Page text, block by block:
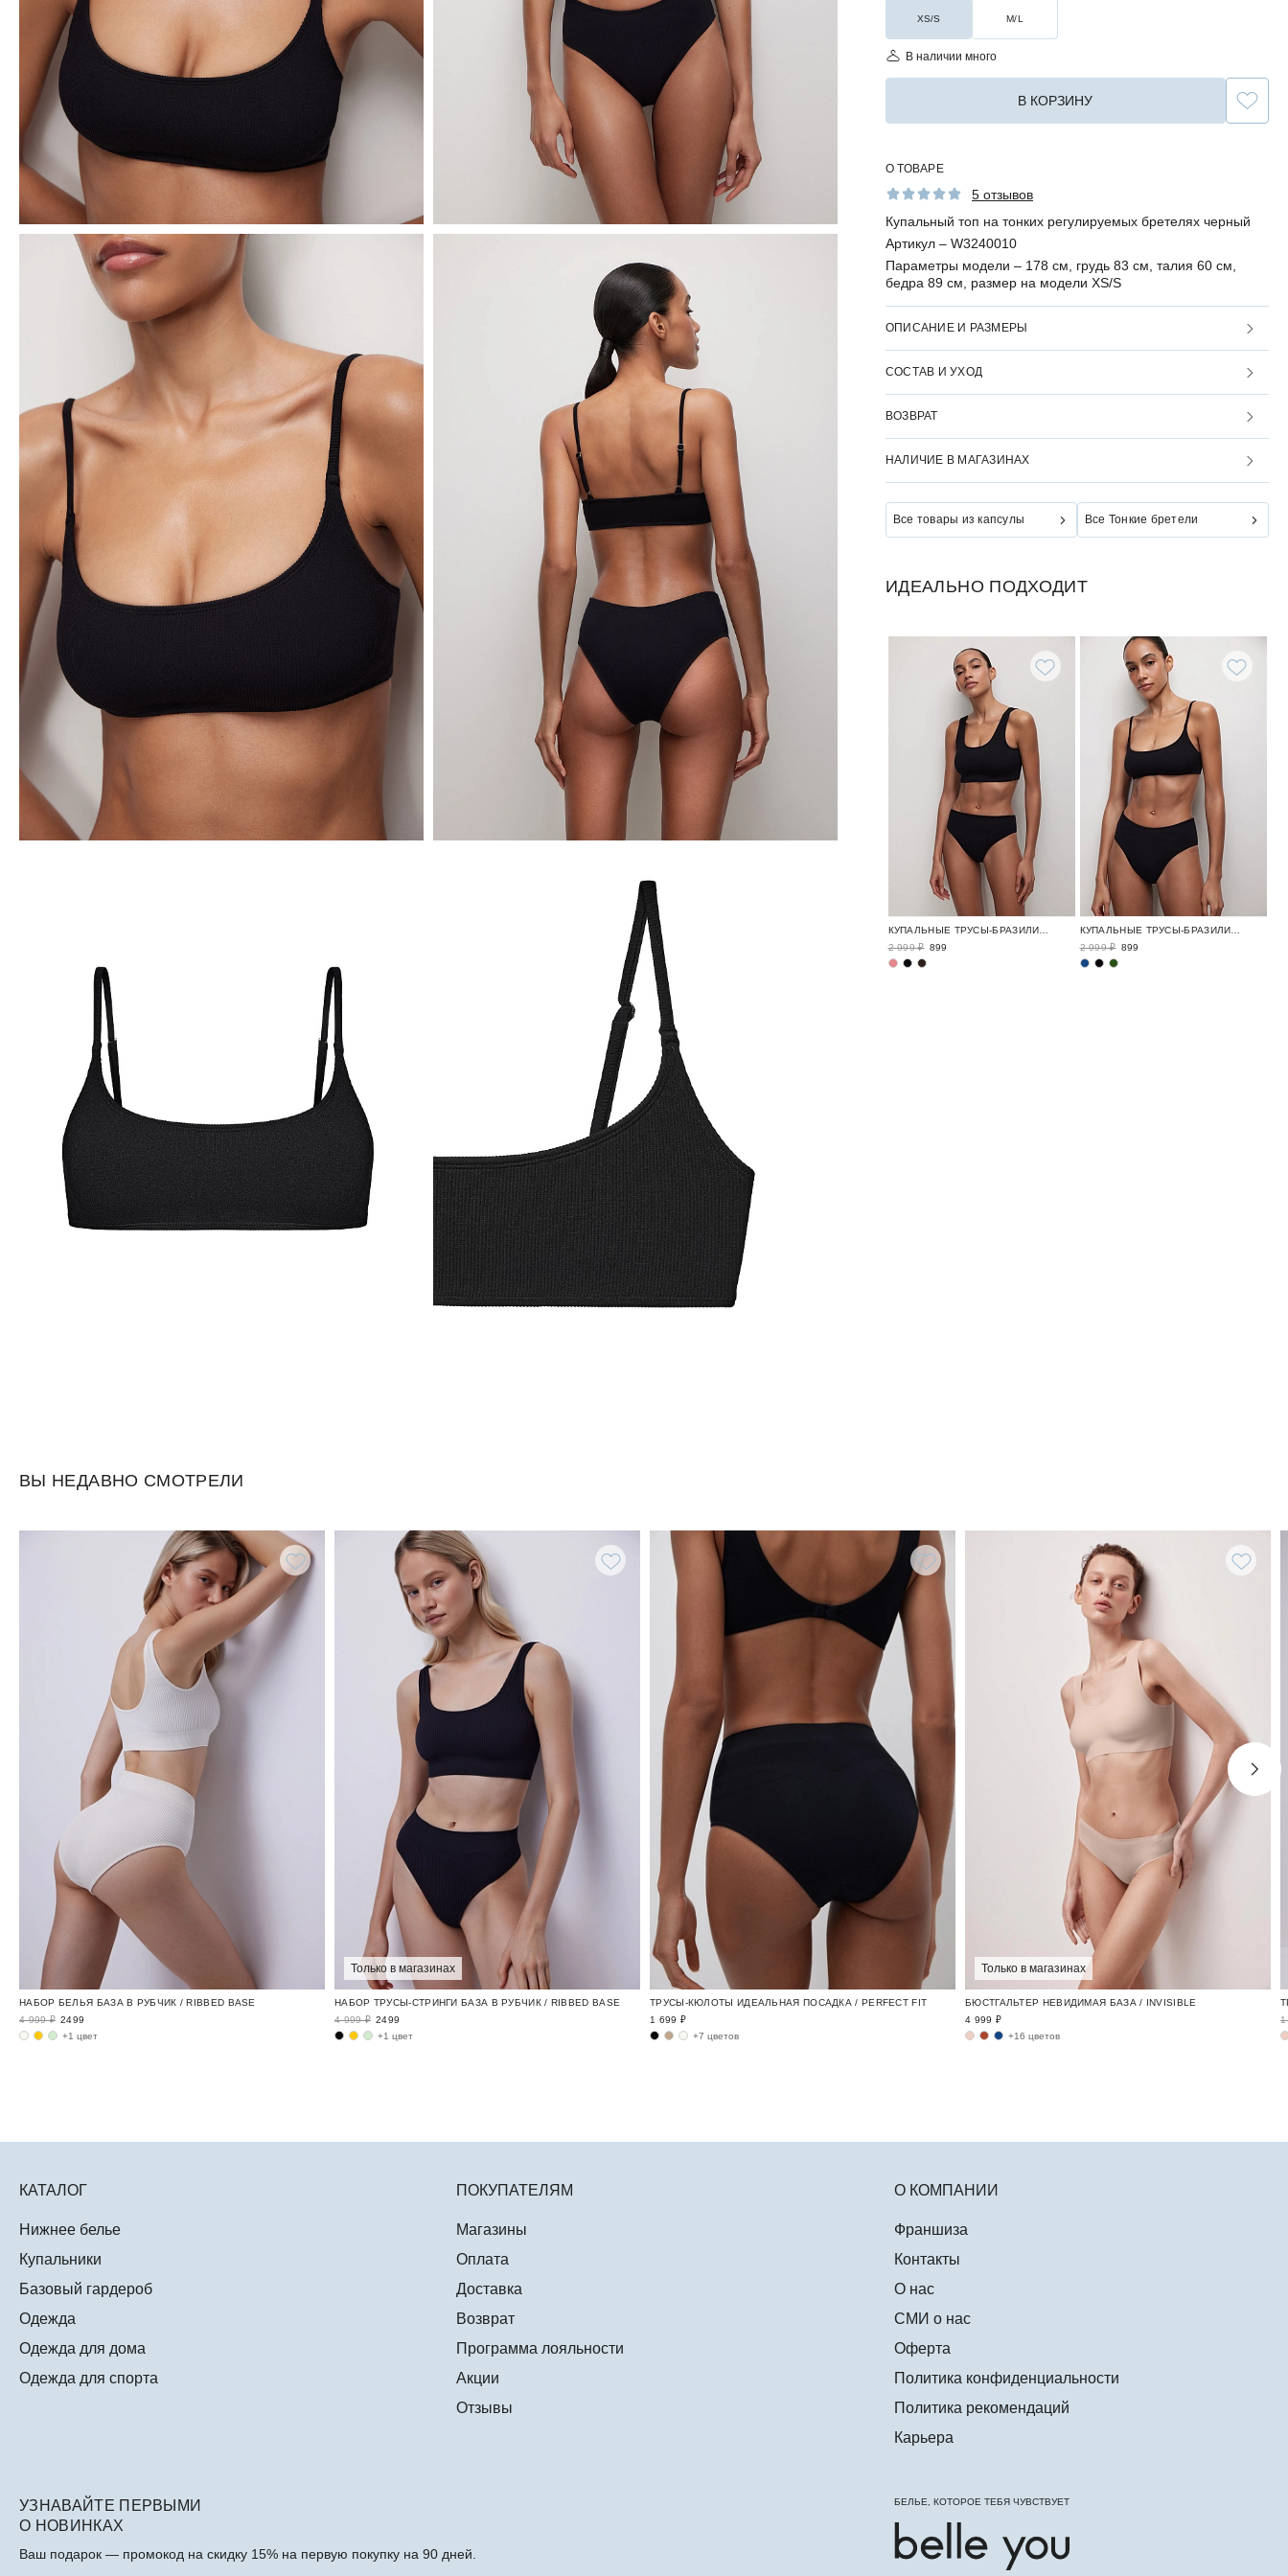
XS/S M/L
В наличии много
В КОРЗИНУ
О ТОВАРЕ
5 отзывов
Купальный топ на тонких регулируемых бретелях черный
Артикул – W3240010
Параметры модели – 178 см, грудь 83 см, талия 60 см,
бедра 89 см, размер на модели XS/S
ОПИСАНИЕ И РАЗМЕРЫ
СОСТАВ И УХОД
ВОЗВРАТ
НАЛИЧИЕ В МАГАЗИНАХ
Все товары из капсулы Все Тонкие бретели
ИДЕАЛЬНО ПОДХОДИТ
2 999 ₽ 899
2 999 ₽ 899
ВЫ НЕДАВНО СМОТРЕЛИ
НАБОР БЕЛЬЯ БАЗА В РУБЧИК / RIBBED BASE
4 999 ₽ 2499
+1 цвет
Только в магазинах
НАБОР ТРУСЫ-СТРИНГИ БАЗА В РУБЧИК / RIBBED BASE
4 999 ₽ 2499
+1 цвет
ТРУСЫ-КЮЛОТЫ ИДЕАЛЬНАЯ ПОСАДКА / PERFECT FIT
1 699 ₽
+7 цветов
Только в магазинах
БЮСТГАЛЬТЕР НЕВИДИМАЯ БАЗА / INVISIBLE
4 999 ₽
+16 цветов
1
КАТАЛОГ
Нижнее белье
Купальники
Базовый гардероб
Одежда
Одежда для дома
Одежда для спорта
ПОКУПАТЕЛЯМ
Магазины
Оплата
Доставка
Возврат
Программа лояльности
Акции
Отзывы
О КОМПАНИИ
Франшиза
Контакты
О нас
СМИ о нас
Оферта
Политика конфиденциальности
Политика рекомендаций
Карьера
УЗНАВАЙТЕ ПЕРВЫМИ
О НОВИНКАХ
Ваш подарок — промокод на скидку 15% на первую покупку на 90 дней.
БЕЛЬЕ, КОТОРОЕ ТЕБЯ ЧУВСТВУЕТ